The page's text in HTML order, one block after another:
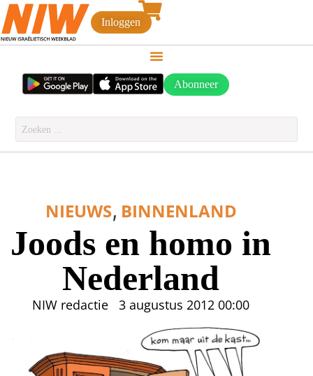
Inloggen
Abonneer
NIEUWS, BINNENLAND
Joods en homo in
Nederland
NIW redactie 3 augustus 2012 00:00